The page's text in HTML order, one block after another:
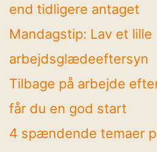
end tidligere antaget
Mandagstip: Lav et lille
arbejdsglædeeftersyn
Tilbage på arbejde
får du en god start
4 spændende temaer